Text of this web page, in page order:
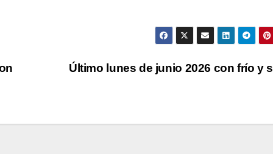
Último lunes de junio 2026 con frío y